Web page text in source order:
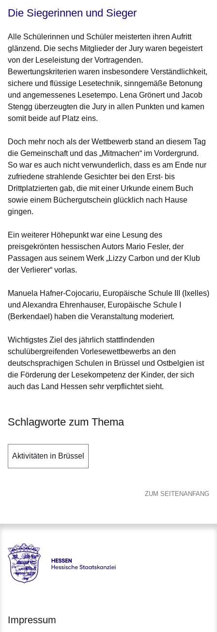
Die Siegerinnen und Sieger
Alle Schülerinnen und Schüler meisterten ihren Aufritt
glänzend. Die sechs Mitglieder der Jury waren begeistert
von der Leseleistung der Vortragenden.
Bewertungskriterien waren insbesondere Verständlichkeit,
sichere und flüssige Lesetechnik, sinngemäße Betonung
und angemessenes Lesetempo. Lena Grönert und Jacob
Stengg überzeugten die Jury in allen Punkten und kamen
somit beide auf Platz eins.
Doch mehr noch als der Wettbewerb stand an diesem Tag
die Gemeinschaft und das „Mitmachen“ im Vordergrund.
So war es auch nicht verwunderlich, dass es am Ende nur
zufriedene strahlende Gesichter bei den Erst- bis
Drittplatzierten gab, die mit einer Urkunde einem Buch
sowie einem Büchergutschein glücklich nach Hause
gingen.
Ein weiterer Höhepunkt war eine Lesung des
preisgekrönten hessischen Autors Mario Fesler, der
Passagen aus seinem Werk „Lizzy Carbon und der Klub
der Verlierer“ vorlas.
Manuela Hafner-Cojocariu, Europäische Schule III (Ixelles)
und Alexandra Ehrenhauser, Europäische Schule I
(Berkendael) haben die Veranstaltung moderiert.
Wichtigstes Ziel des jährlich stattfindenden
schulübergreifenden Vorlesewettbewerbs an den
deutschsprachigen Schulen in Brüssel und Ostbelgien ist
die Förderung der Lesekompetenz der Kinder, der sich
auch das Land Hessen sehr verpflichtet sieht.
Schlagworte zum Thema
Aktivitäten in Brüssel
ZUM SEITENANFANG
Hessen - Hessische Staatskanzlei
Impressum